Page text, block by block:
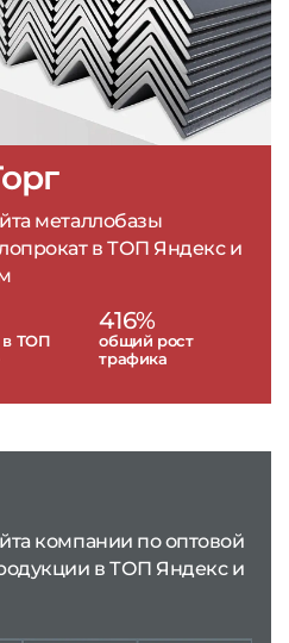
металлобазы
в ТОП Яндекс и
ТОП
416%
общий рост
трафика
компании по оптовой
в ТОП Яндекс и